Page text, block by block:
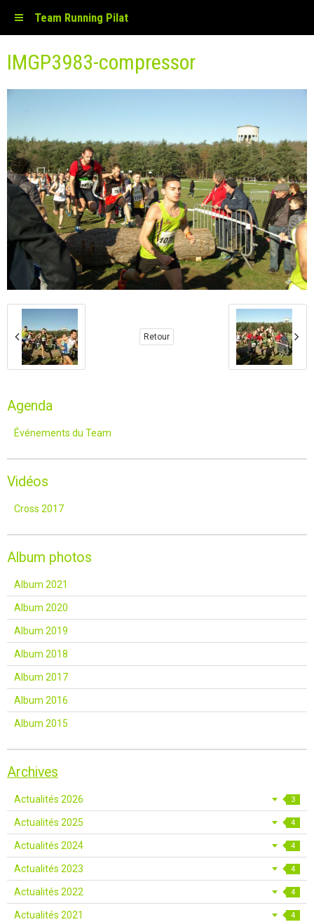
Team Running Pilat
IMGP3983-compressor
Retour
Agenda
Événements du Team
Vidéos
Cross 2017
Album photos
Album 2021
Album 2020
Album 2019
Album 2018
Album 2017
Album 2016
Album 2015
Archives
Actualités 2026 3
Actualités 2025 4
Actualités 2024 4
Actualités 2023 4
Actualités 2022 4
Actualités 2021 4